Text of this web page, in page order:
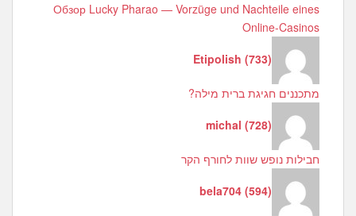
Обзор Lucky Pharao — Vorzüge und Nachteile eines
Online-Casinos
Etipolish (733)
מתכננים חגיגת ברית מילה?
michal (728)
חבילות נופש שוות לחורף הקר
bela704 (594)